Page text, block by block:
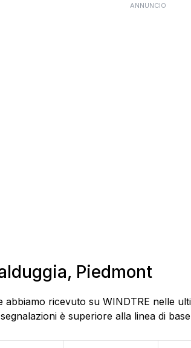
ANNUNCIO
Piedmont
ricevuto su WINDTRE nelle
è superiore alla linea di